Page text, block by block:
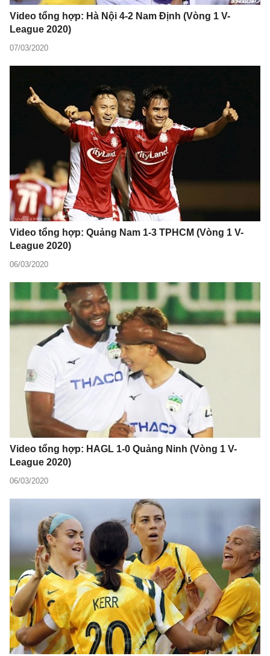
Video tổng hợp: Hà Nội 4-2 Nam Định (Vòng 1 V-
League 2020)
07/03/2020
Video tổng hợp: Quảng Nam 1-3 TPHCM (Vòng 1 V-
League 2020)
06/03/2020
Video tổng hợp: HAGL 1-0 Quảng Ninh (Vòng 1 V-
League 2020)
06/03/2020